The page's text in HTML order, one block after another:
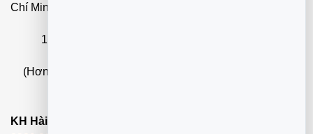
Chí Minh, Việt Nam
12+ Địa chỉ chuỗi cửa hàng xem nhanh
(Hơn 20 Nhân Viên Phục Vụ Nhanh
KH Hài lòng mới thanh toán phí.: